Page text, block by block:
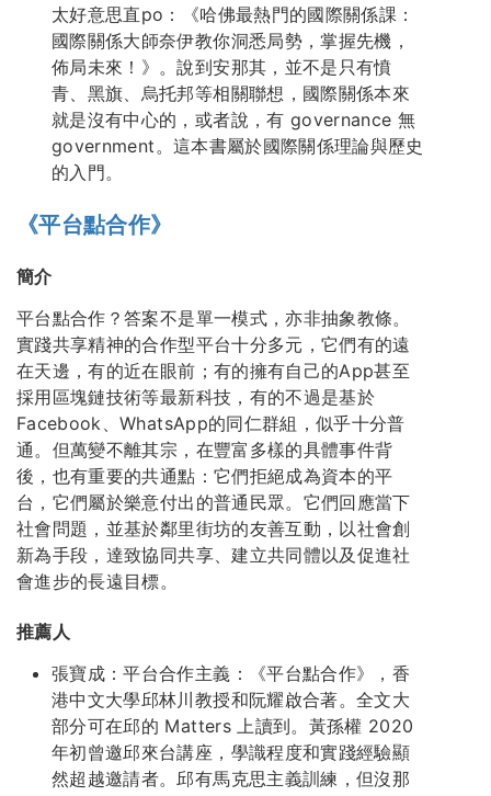
太好意思直po：《哈佛最熱門的國際關係課：
國際關係大師奈伊教你洞悉局勢，掌握先機，
佈局未來！》。說到安那其，並不是只有憤
青、黑旗、烏托邦等相關聯想，國際關係本來
就是沒有中心的，或者說，有 governance 無
government。這本書屬於國際關係理論與歷史
的入門。
《平台點合作》
簡介
平台點合作？答案不是單一模式，亦非抽象教條。
實踐共享精神的合作型平台十分多元，它們有的遠
在天邊，有的近在眼前；有的擁有自己的App甚至
採用區塊鏈技術等最新科技，有的不過是基於
Facebook、WhatsApp的同仁群組，似乎十分普
通。但萬變不離其宗，在豐富多樣的具體事件背
後，也有重要的共通點：它們拒絕成為資本的平
台，它們屬於樂意付出的普通民眾。它們回應當下
社會問題，並基於鄰里街坊的友善互動，以社會創
新為手段，達致協同共享、建立共同體以及促進社
會進步的長遠目標。
推薦人
張寶成：平台合作主義：《平台點合作》，香
港中文大學邱林川教授和阮耀啟合著。全文大
部分可在邱的 Matters 上讀到。黃孫權 2020
年初曾邀邱來台講座，學識程度和實踐經驗顯
然超越邀請者。邱有馬克思主義訓練，但沒那